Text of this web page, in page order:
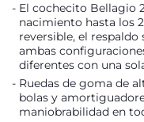
El cochecito Bellagio
nacimiento hasta los
reversible, el
ambas
diferentes con una
Ruedas de goma de
bolas y
maniobrabilidad en